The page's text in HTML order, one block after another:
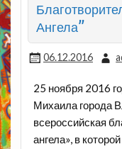
Ангела”
06.12.2016
25 ноября 2016
Михаила города
всероссийская
ангела», в